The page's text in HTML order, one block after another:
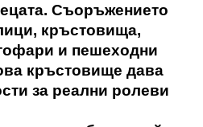
Съоръжението
кръстовища,
и пешеходни
кръстовище дава
за реални ролеви